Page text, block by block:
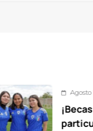
7, 2026
para
Emite